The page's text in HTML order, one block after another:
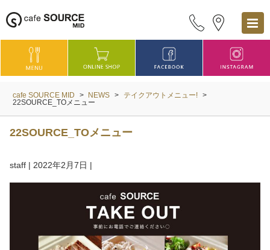
cafe SOURCE MID > NEWS > テイクアウトメニュー! >
22SOURCE_TOメニュー
22SOURCE_TOメニュー
staff | 2022年2月7日 |